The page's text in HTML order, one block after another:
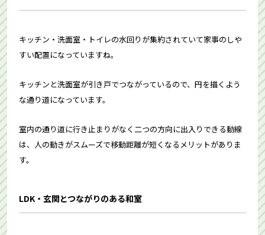
キッチン・洗面室・トイレの水回りが集約されていて家事のしや
すい配置になっていますね。
キッチンと洗面室が引き戸でつながっているので、円を描くよう
な通り道になっています。
室内の通り道に行き止まりがなく二つの方向に出入りできる動線
は、人の動きがスムーズで移動距離が短くなるメリットがありま
す。
LDK・玄関とつながりのある和室